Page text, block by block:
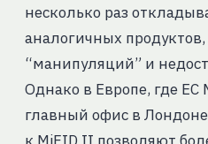
несколько раз
аналогичных продуктов,
“манипуляций” и
Однако в Европе, где EC
главный офис в